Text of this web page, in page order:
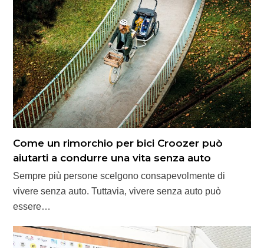
Come un rimorchio per bici Croozer può
aiutarti a condurre una vita senza auto
Sempre più persone scelgono consapevolmente di
vivere senza auto. Tuttavia, vivere senza auto può
essere…